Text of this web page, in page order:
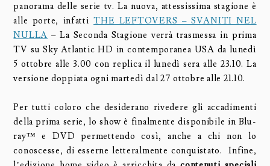
panorama delle serie tv. La nuova, attessissima stagione è
alle porte, infattiTHE LEFTOVERS – SVANITI NEL
NULLA – La Seconda Stagione verrà trasmessa in prima
TV su Sky Atlantic HD in contemporanea USA da lunedì
5 ottobre alle 3.00 con replica il lunedì sera alle 23.10. La
versione doppiata ogni martedì dal 27 ottobre alle 21.10.
Per tutti coloro che desiderano rivedere gli accadimenti
della prima serie, lo show è finalmente disponibile in Blu-
ray™ e DVD permettendo così, anche a chi non lo
conoscesse, di esserne letteralmente conquistato. Infine,